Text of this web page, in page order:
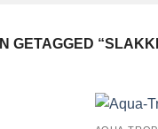
GETAGGED